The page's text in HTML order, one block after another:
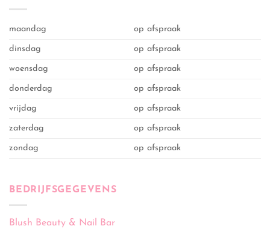
maandag op afspraak
dinsdag op afspraak
woensdag op afspraak
donderdag op afspraak
vrijdag op afspraak
zaterdag op afspraak
zondag op afspraak
BEDRIJFSGEGEVENS
Blush Beauty & Nail Bar